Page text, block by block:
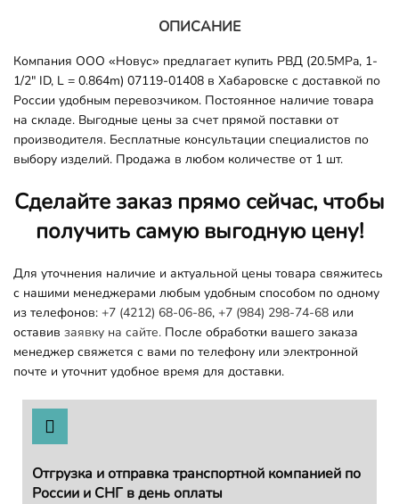
ОПИСАНИЕ
Компания ООО «Новус» предлагает купить РВД (20.5MPa, 1-
1/2" ID, L = 0.864m) 07119-01408 в Хабаровске с доставкой по
России удобным перевозчиком. Постоянное наличие товара
на складе. Выгодные цены за счет прямой поставки от
производителя. Бесплатные консультации специалистов по
выбору изделий. Продажа в любом количестве от 1 шт.
Сделайте заказ прямо сейчас, чтобы
получить самую выгодную цену!
Для уточнения наличие и актуальной цены товара свяжитесь
с нашими менеджерами любым удобным способом по одному
из телефонов: +7 (4212) 68-06-86, +7 (984) 298-74-68 или
оставив заявку на сайте. После обработки вашего заказа
менеджер свяжется с вами по телефону или электронной
почте и уточнит удобное время для доставки.
Отгрузка и отправка транспортной компанией по
России и СНГ в день оплаты